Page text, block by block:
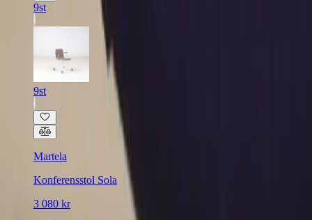
9st
9st
Martela
Konferensstol Sola
3 080 kr